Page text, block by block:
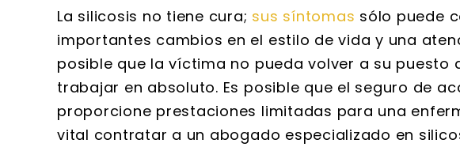
La silicosis no tiene cura; sus síntomas sólo puede
importantes cambios en el estilo de vida y una
posible que la víctima no pueda volver a su puesto
trabajar en absoluto. Es posible que el seguro de
proporcione prestaciones limitadas para una
vital contratar a un abogado especializado en